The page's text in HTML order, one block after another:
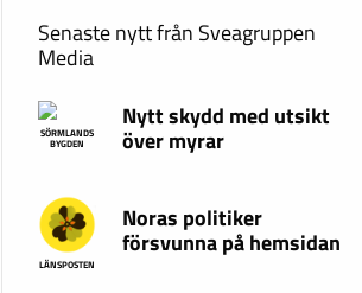
Senaste nytt från Sveagruppen
Media
SÖRMLANDS
BYGDEN
Nytt skydd med utsikt
över myrar
LÄNSPOSTEN
Noras politiker
försvunna på hemsidan